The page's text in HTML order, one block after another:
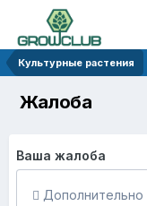
Культурные растения
Жалоба
Ваша жалоба